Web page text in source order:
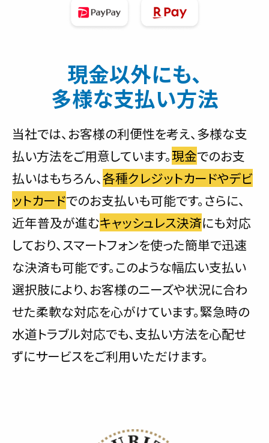
現金以外にも、
多様な支払い方法
当社では、お客様の利便性を考え、多様な支
払い方法をご用意しています。現金でのお支
払いはもちろん、各種クレジットカードやデビ
ットカードでのお支払いも可能です。さらに、
近年普及が進むキャッシュレス決済にも対応
しており、スマートフォンを使った簡単で迅速
な決済も可能です。このような幅広い支払い
選択肢により、お客様のニーズや状況に合わ
せた柔軟な対応を心がけています。緊急時の
水道トラブル対応でも、支払い方法を心配せ
ずにサービスをご利用いただけます。